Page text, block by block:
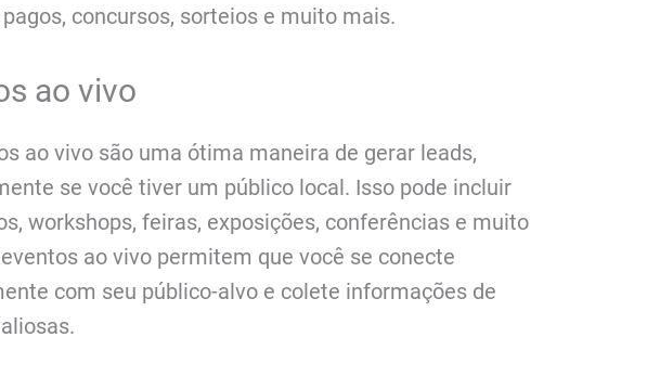
concursos, sorteios e muito mais.
ao vivo
ao vivo são uma ótima maneira de gerar leads,
se você tiver um público local. Isso pode incluir
workshops, feiras, exposições, conferências e muito
ao vivo permitem que você se conecte
com seu público-alvo e colete informações de